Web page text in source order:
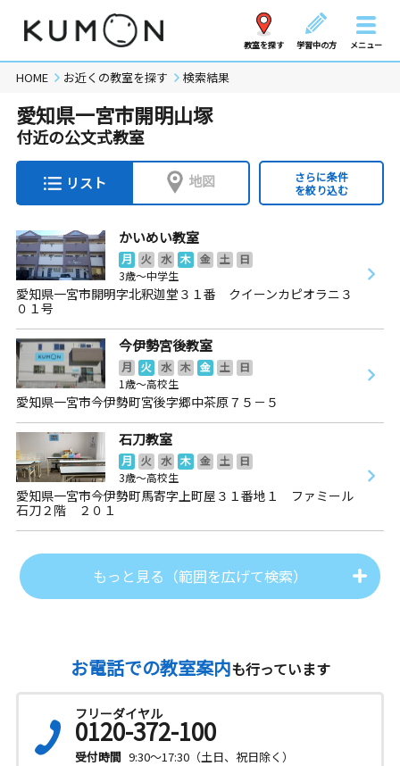
教室を探す 学習中の方 メニュー
HOME お近くの教室を探す 検索結果
愛知県一宮市開明山塚
付近の公文式教室
リスト 地図
さらに条件
を絞り込む
かいめい教室
月 火 水 木 金 土
日
3歳～中学生
愛知県一宮市開明字北釈迦堂３１番 クイーンカピオラニ３
０１号
今伊勢宮後教室
月 火 水 木 金 土
日
1歳～高校生
愛知県一宮市今伊勢町宮後字郷中茶原７５－５
石刀教室
月 火 水 木 金 土
日
3歳～高校生
愛知県一宮市今伊勢町馬寄字上町屋３１番地１ ファミール
石刀２階 ２０１
もっと見る（範囲を広げて検索）
お電話での教室案内も行っています
フリーダイヤル
0120-372-100
受付時間 9:30～17:30（土日、祝日除く）